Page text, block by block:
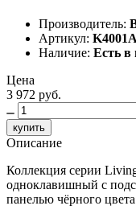
Производитель:
Артикул:
Наличие: Есть в
Цена
3 972 руб.
купить
Описание
Коллекция серии
одноклавишный с
панелью чёрного